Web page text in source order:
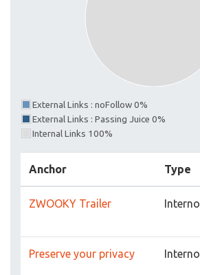
External Links : noFollow 0%
External Links : Passing Juice 0%
Internal Links 100%
Anchor Type
ZWOOKY Trailer Interno
Preserve your privacy Interno